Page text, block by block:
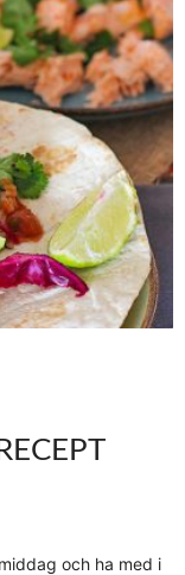
och ha med i